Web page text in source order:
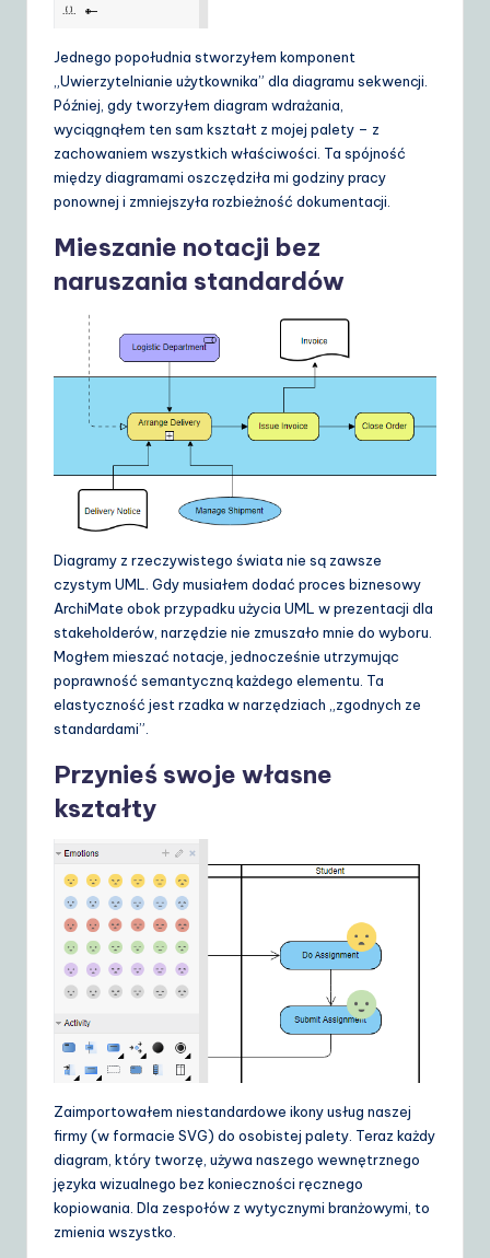
Jednego popołudnia stworzyłem komponent
„Uwierzytelnianie użytkownika” dla diagramu sekwencji.
Później, gdy tworzyłem diagram wdrażania,
wyciągnąłem ten sam kształt z mojej palety – z
zachowaniem wszystkich właściwości. Ta spójność
między diagramami oszczędziła mi godziny pracy
ponownej i zmniejszyła rozbieżność dokumentacji.
Mieszanie notacji bez
naruszania standardów
Diagramy z rzeczywistego świata nie są zawsze
czystym UML. Gdy musiałem dodać proces biznesowy
ArchiMate obok przypadku użycia UML w prezentacji dla
stakeholderów, narzędzie nie zmuszało mnie do wyboru.
Mogłem mieszać notacje, jednocześnie utrzymując
poprawność semantyczną każdego elementu. Ta
elastyczność jest rzadka w narzędziach „zgodnych ze
standardami”.
Przynieś swoje własne
kształty
Zaimportowałem niestandardowe ikony usług naszej
firmy (w formacie SVG) do osobistej palety. Teraz każdy
diagram, który tworzę, używa naszego wewnętrznego
języka wizualnego bez konieczności ręcznego
kopiowania. Dla zespołów z wytycznymi branżowymi, to
zmienia wszystko.